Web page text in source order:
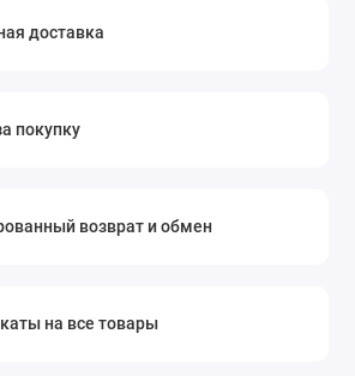
доставка
покупку
возврат и обмен
на все товары